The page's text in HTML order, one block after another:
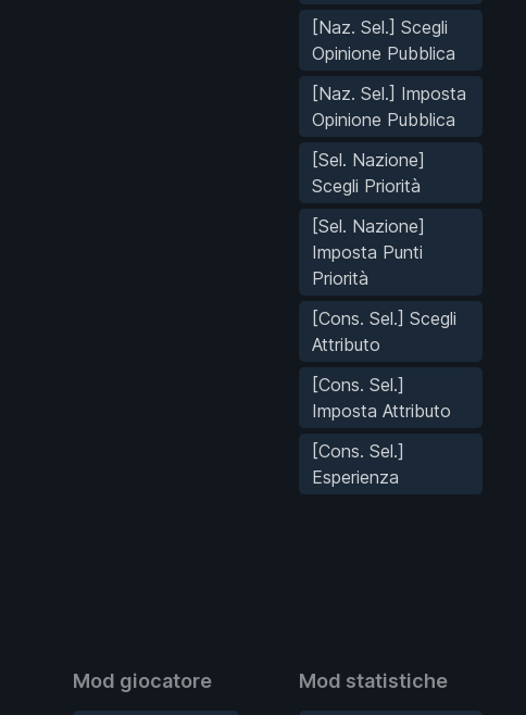
[Naz. Sel.] Scegli
Opinione Pubblica
[Naz. Sel.] Imposta
Opinione Pubblica
[Sel. Nazione]
Scegli Priorità
[Sel. Nazione]
Imposta Punti
Priorità
[Cons. Sel.] Scegli
Attributo
[Cons. Sel.]
Imposta Attributo
[Cons. Sel.]
Esperienza
Mod giocatore Mod statistiche